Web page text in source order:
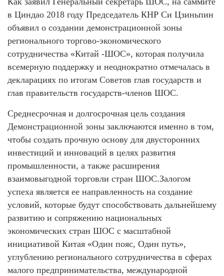
в Циндао 2018 году Председатель КНР Си Цзиньпин
объявил о создании демонстрационной зоны
регионального торгово-экономического
сотрудничества «Китай -ШОС», которая получила
всемерную поддержку и неоднократно отмечалась в
декларациях по итогам Советов глав государств и
глав правительств государств-членов ШОС.
Среднесрочная и долгосрочная цель создания
Демонстрационной зоны заключаются именно в том,
чтобы создать прочную основу для двусторонних
инвестиций и инноваций в целях развития
промышленности, а также расширения
взаимовыгодной торговли стран ШОС.Залогом
успеха является ее направленность на создание
условий, которые будут способствовать дальнейшему
развитию и сопряжению национальных
экономических стран ШОС с масштабной
инициативой Китая «Один пояс, Один путь»,
углублению регионального сотрудничества в сферах
малого предпринимательства, международной